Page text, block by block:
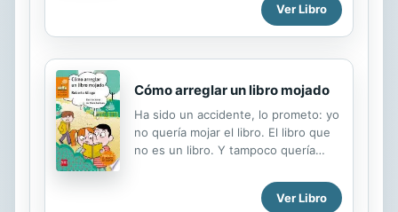
to do something about it. Find out
how she solves her predicament!
Ver Libro
Cómo arreglar un libro mojado
Ha sido un accidente, lo prometo: yo
no quería mojar el libro. El libro que
no es un libro. Y tampoco quería
un accidente. El caso es que quien lo
ha escrito tiene un problema bien
Ver Libro